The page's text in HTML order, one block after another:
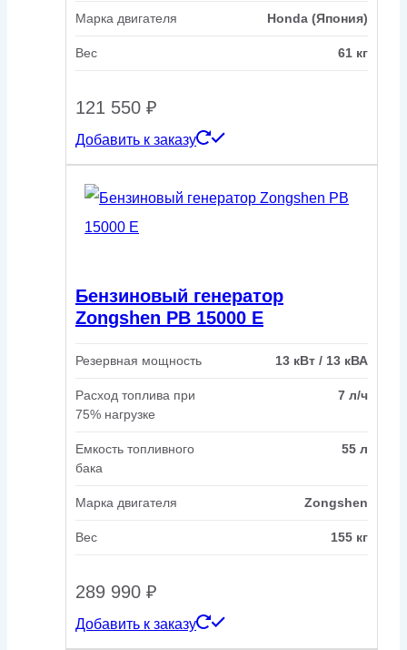
Марка двигателя Honda (Япония)
Вес 61 кг
121 550 ₽
Добавить к заказу
Бензиновый генератор
Zongshen PB 15000 E
Резервная мощность 13 кВт / 13 кВА
Расход топлива при
75% нагрузке
7 л/ч
Емкость топливного
бака
55 л
Марка двигателя Zongshen
Вес 155 кг
289 990 ₽
Добавить к заказу